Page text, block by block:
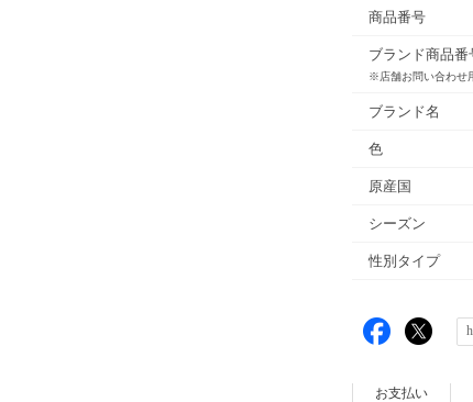
商品番号
ブランド商品番
※店舗お問い合わせ
ブランド名
色
原産国
シーズン
性別タイプ
お支払い